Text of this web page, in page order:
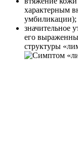
характерным
умбиликации);
значительное
его
структуры